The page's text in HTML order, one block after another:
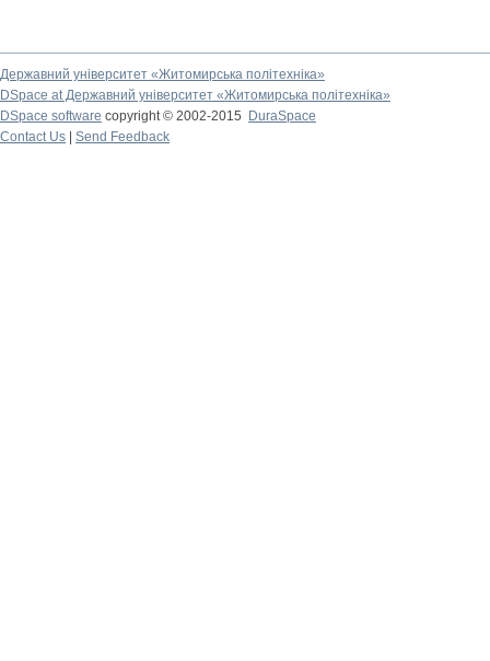
Державний університет «Житомирська політехніка»
DSpace at Державний університет «Житомирська політехніка»
DSpace software copyright © 2002-2015
DuraSpace
Contact Us
Send Feedback